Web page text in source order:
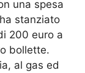
una spesa
stanziato
200 euro a
bollette.
al gas ed